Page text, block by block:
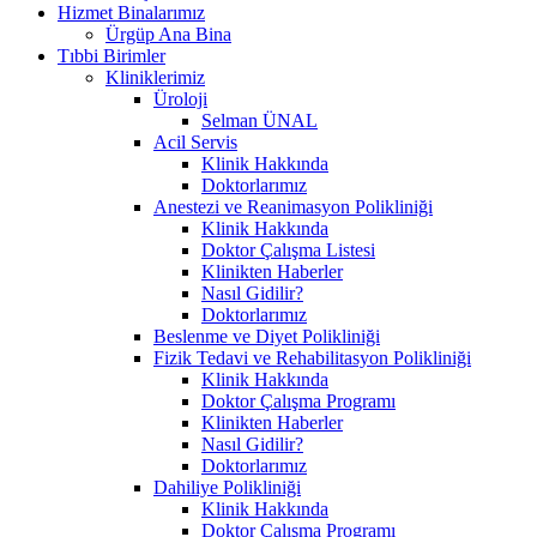
Hizmet Binalarımız
Ürgüp Ana Bina
Tıbbi Birimler
Kliniklerimiz
Üroloji
Selman ÜNAL
Acil Servis
Klinik Hakkında
Doktorlarımız
Anestezi ve Reanimasyon Polikliniği
Klinik Hakkında
Doktor Çalışma Listesi
Klinikten Haberler
Nasıl Gidilir?
Doktorlarımız
Beslenme ve Diyet Polikliniği
Fizik Tedavi ve Rehabilitasyon Polikliniği
Klinik Hakkında
Doktor Çalışma Programı
Klinikten Haberler
Nasıl Gidilir?
Doktorlarımız
Dahiliye Polikliniği
Klinik Hakkında
Doktor Çalışma Programı